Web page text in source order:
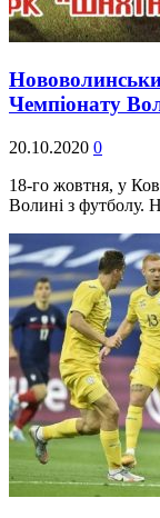
Чемпіонату
20.10.2020 0
18-го жовтня, у
Волині з футболу.